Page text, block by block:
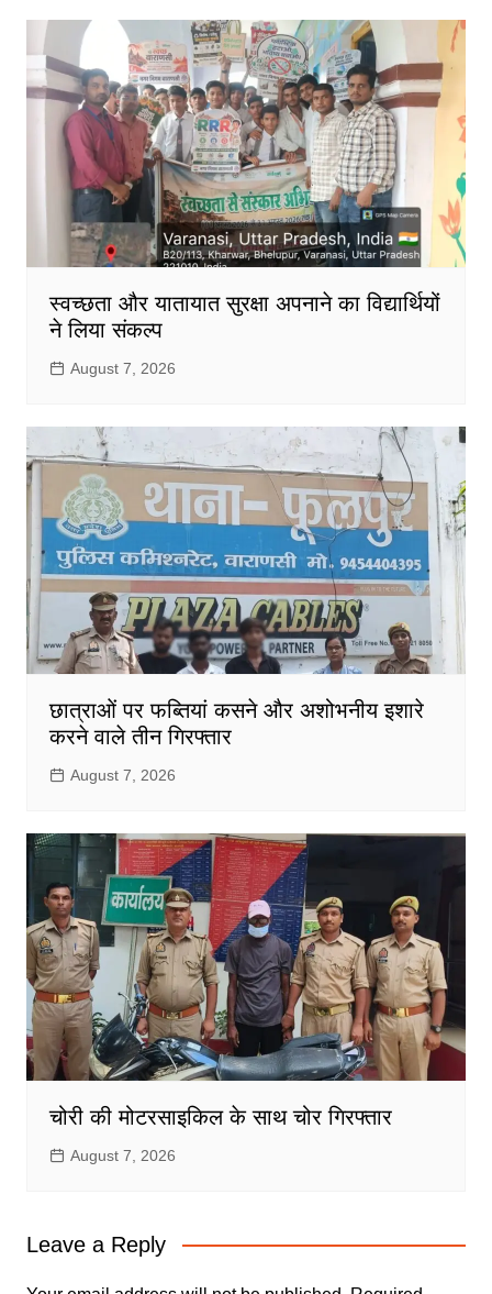
स्वच्छता और यातायात सुरक्षा अपनाने का विद्यार्थियों
ने लिया संकल्प
August 7, 2026
छात्राओं पर फब्तियां कसने और अशोभनीय इशारे
करने वाले तीन गिरफ्तार
August 7, 2026
चोरी की मोटरसाइकिल के साथ चोर गिरफ्तार
August 7, 2026
Leave a Reply